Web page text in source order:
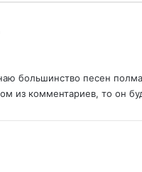
большинство песен
из комментариев, то он